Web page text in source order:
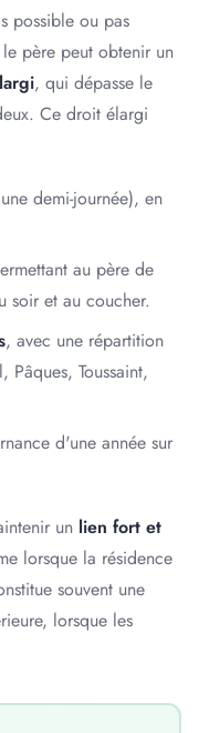
possible ou pas
père peut obtenir un
, qui dépasse le
Ce droit élargi
demi-journée), en
au père de
soir et au coucher.
, avec une répartition
Toussaint,
d'une année sur
un lien fort et
lorsque la résidence
souvent une
lorsque les